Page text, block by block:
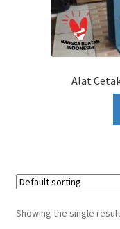
Alat
Showing the single result